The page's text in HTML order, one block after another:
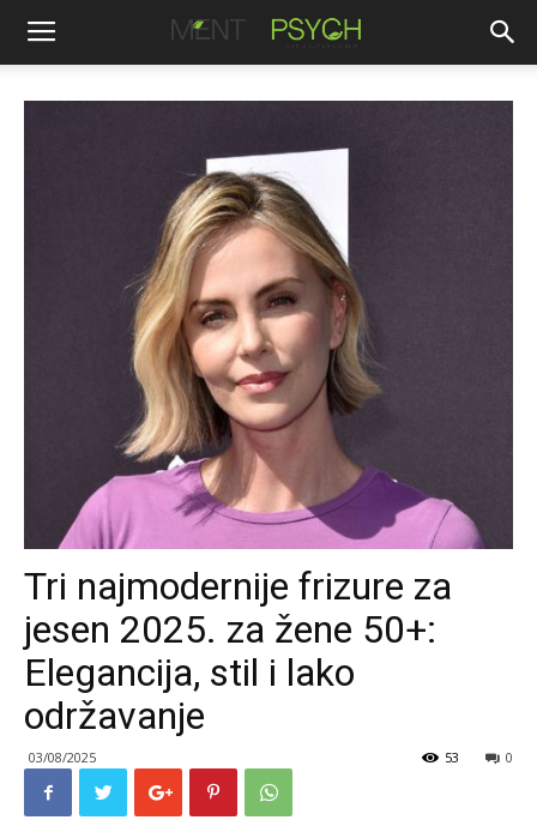
Tri najmodernije frizure za
jesen 2025. za žene 50+:
Elegancija, stil i lako
održavanje
03/08/2025 0
53